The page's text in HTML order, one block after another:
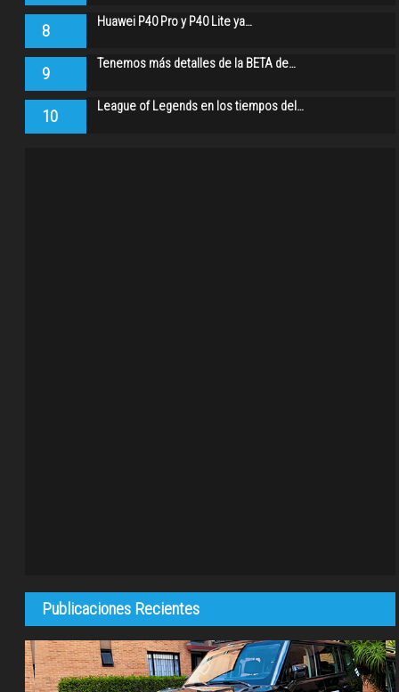
8 Huawei P40 Pro y P40 Lite ya…
9 Tenemos más detalles de la BETA de…
10 League of Legends en los tiempos del…
Publicaciones Recientes